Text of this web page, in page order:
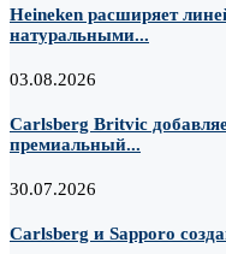
Heineken расширяет
натуральными...
03.08.2026
Carlsberg Britvic
премиальный...
30.07.2026
Carlsberg и Sapporo